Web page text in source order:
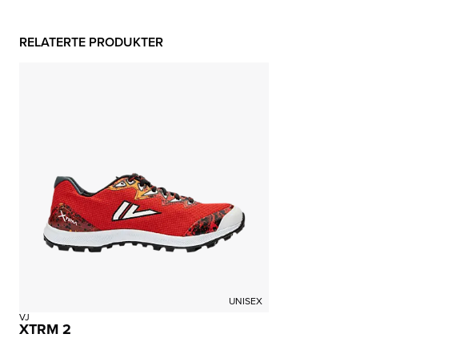
RELATERTE PRODUKTER
UNISEX
VJ
XTRM 2